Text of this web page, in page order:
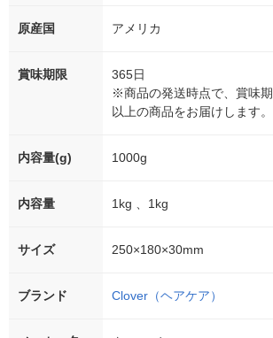
原産国 アメリカ
賞味期限
365日
※商品の発送時点で、賞味
以上の商品をお届けします。
内容量(g) 1000g
内容量 1kg 、1kg
サイズ 250×180×30mm
ブランド Clover（ヘアケア）